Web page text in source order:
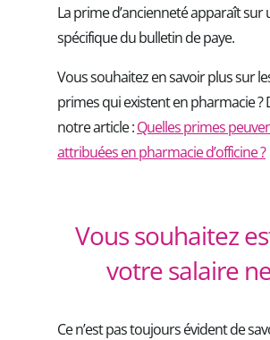
La prime d’ancienneté apparaît sur
spécifique du bulletin de paye.
Vous souhaitez en savoir plus sur
primes qui existent en pharmacie ?
notre article :Quelles primes
attribuées en pharmacie d’officine ?
Vous souhaitez
votre salaire
Ce n’est pas toujours évident de